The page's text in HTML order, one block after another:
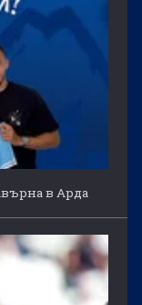
в Арда